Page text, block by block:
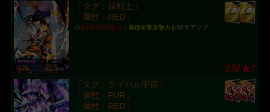
「タグ：超戦士」
「属性：RED」
の基礎打撃攻撃力 ・ 基礎射撃攻撃力 を38％アップ
ZⅣ★7
「タグ：ライバル宇宙」
「属性：PUR」
「属性：RED」